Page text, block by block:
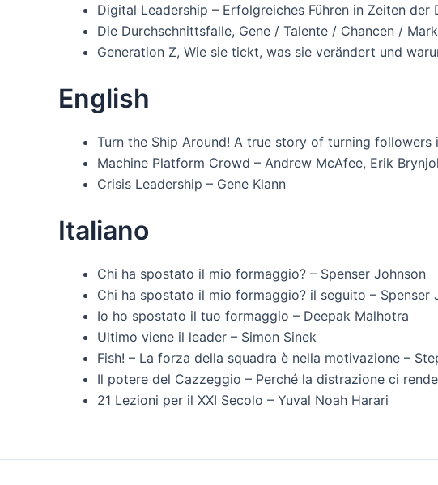
Digital Leadership – Erfolgreiches Führen in Zeiten
Die Durchschnittsfalle, Gene / Talente / Chancen /
Generation Z, Wie sie tickt, was sie verändert und
English
Turn the Ship Around! A true story of turning followers
Machine Platform Crowd – Andrew McAfee, Erik
Crisis Leadership – Gene Klann
Italiano
Chi ha spostato il mio formaggio? – Spenser Johnson
Chi ha spostato il mio formaggio? il seguito – Spenser
Io ho spostato il tuo formaggio – Deepak Malhotra
Ultimo viene il leader – Simon Sinek
Fish! – La forza della squadra è nella motivazione –
Il potere del Cazzeggio – Perché la distrazione ci
21 Lezioni per il XXI Secolo – Yuval Noah Harari